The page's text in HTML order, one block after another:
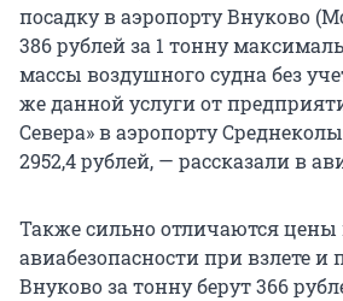
посадку в аэропорту Внуково
386 рублей за 1 тонну
массы воздушного судна без
же данной услуги от
Севера» в аэропорту
2952,4 рублей, — рассказали в
Также сильно отличаются цены
авиабезопасности при взлете и
Внуково за тонну берут 366